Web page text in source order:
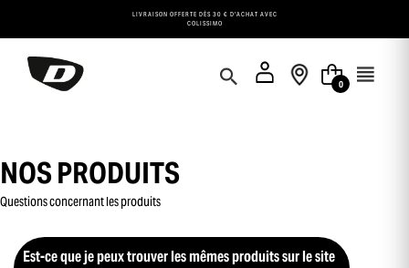
LIVRAISON OFFERTE DÈS 30 € D'ACHAT AVEC
COLISSIMO
0
NOS PRODUITS
Questions concernant les produits
Est-ce que je peux trouver les mêmes produits sur le site